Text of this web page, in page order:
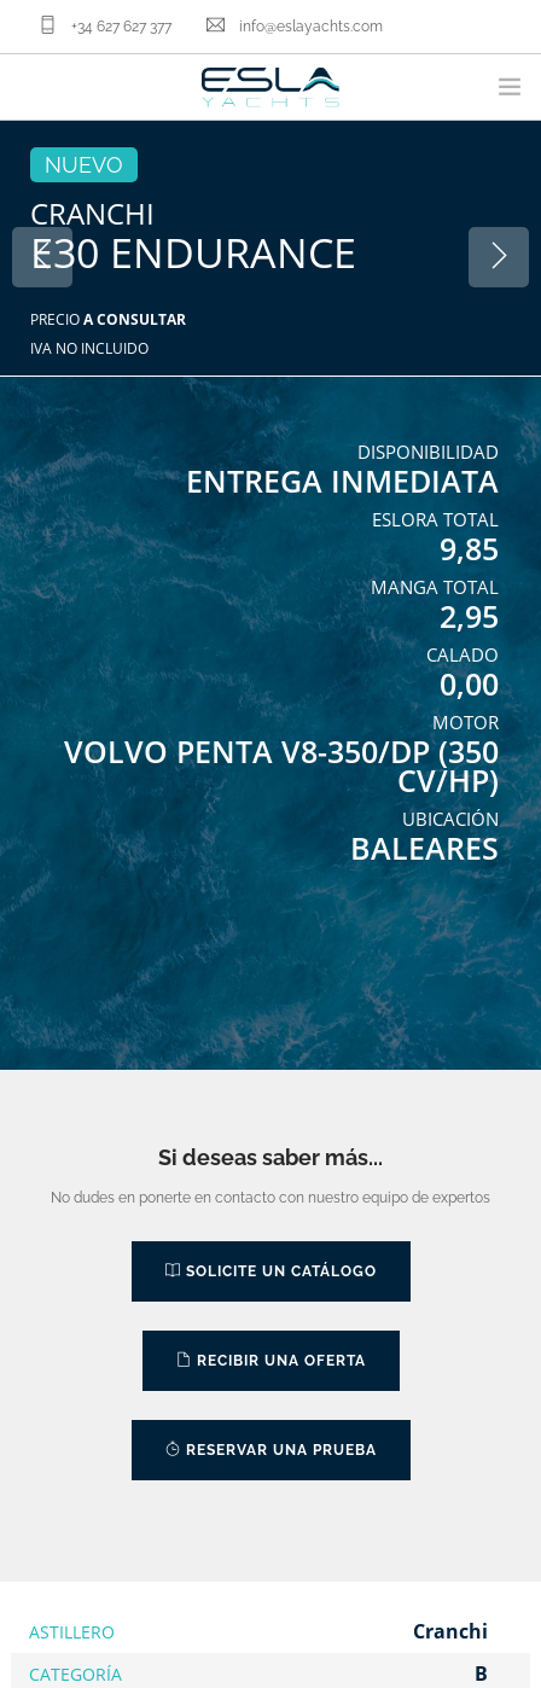
+34 627 627 377 info@eslayachts.com
MARCAS
EMBARCACIONES
VENDER TU BARCO
SERVICIOS NÁUTICOS
NOSOTROS
CONTACTA
ES
NUEVO
CRANCHI
E30 ENDURANCE
PRECIOA CONSULTAR
IVA NO INCLUIDO
DISPONIBILIDAD
ENTREGA INMEDIATA
ESLORA TOTAL
9,85
MANGA TOTAL
2,95
CALADO
0,00
MOTOR
VOLVO PENTA V8-350/DP (350
CV/HP)
UBICACIÓN
BALEARES
Si deseas saber más...
No dudes en ponerte en contacto con nuestro equipo de expertos
SOLICITE UN CATÁLOGO
RECIBIR UNA OFERTA
RESERVAR UNA PRUEBA
ASTILLERO Cranchi
CATEGORÍA B